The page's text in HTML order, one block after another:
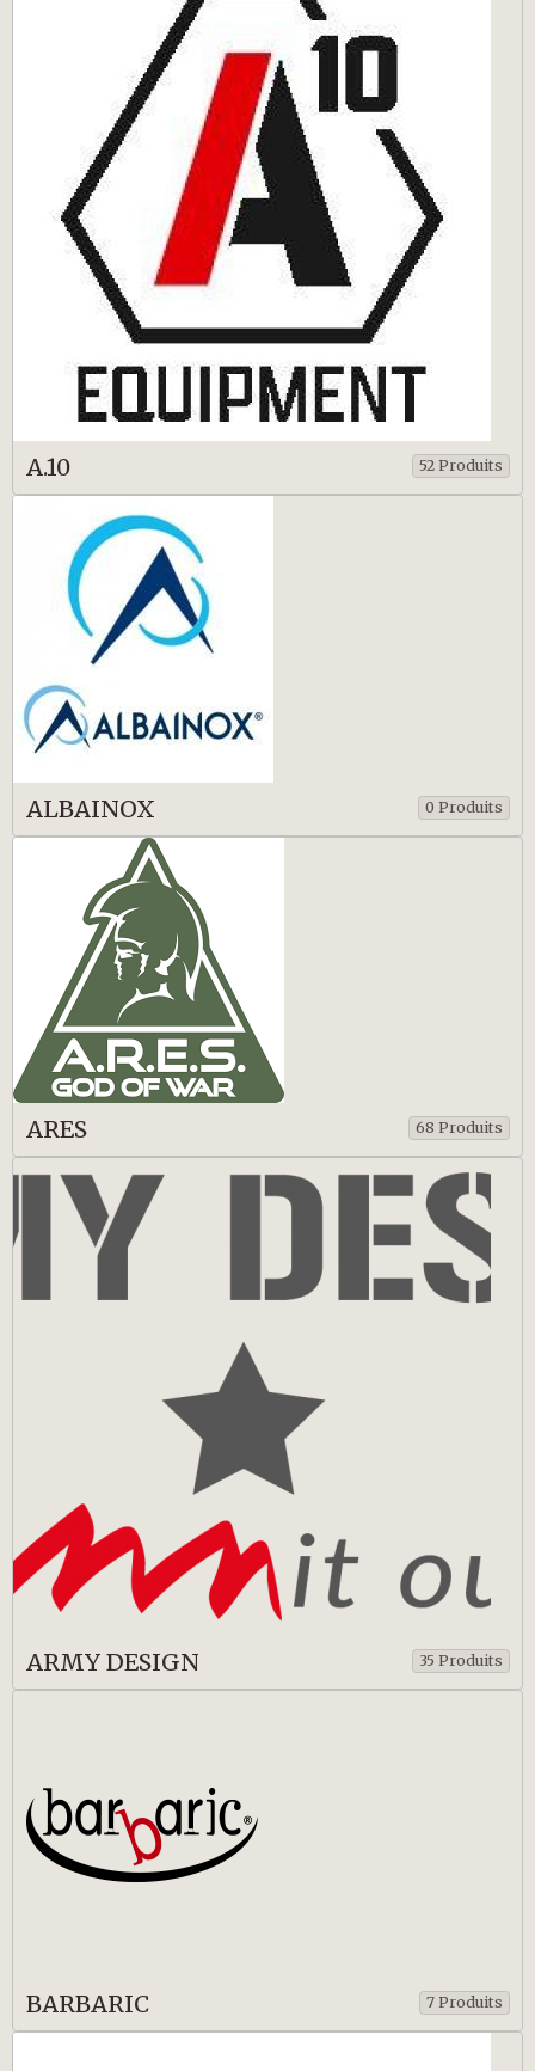
A.10 52 Produits
ALBAINOX 0 Produits
ARES 68 Produits
ARMY DESIGN 35 Produits
BARBARIC 7 Produits